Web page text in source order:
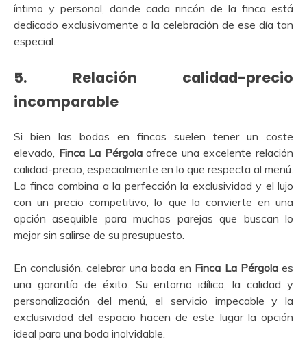
íntimo y personal, donde cada rincón de la finca está
dedicado exclusivamente a la celebración de ese día tan
especial.
5. Relación calidad-precio
incomparable
Si bien las bodas en fincas suelen tener un coste
elevado, Finca La Pérgolaofrece una excelente relación
calidad-precio, especialmente en lo que respecta al menú.
La finca combina a la perfección la exclusividad y el lujo
con un precio competitivo, lo que la convierte en una
opción asequible para muchas parejas que buscan lo
mejor sin salirse de su presupuesto.
En conclusión, celebrar una boda en Finca La Pérgolaes
una garantía de éxito. Su entorno idílico, la calidad y
personalización del menú, el servicio impecable y la
exclusividad del espacio hacen de este lugar la opción
ideal para una boda inolvidable.